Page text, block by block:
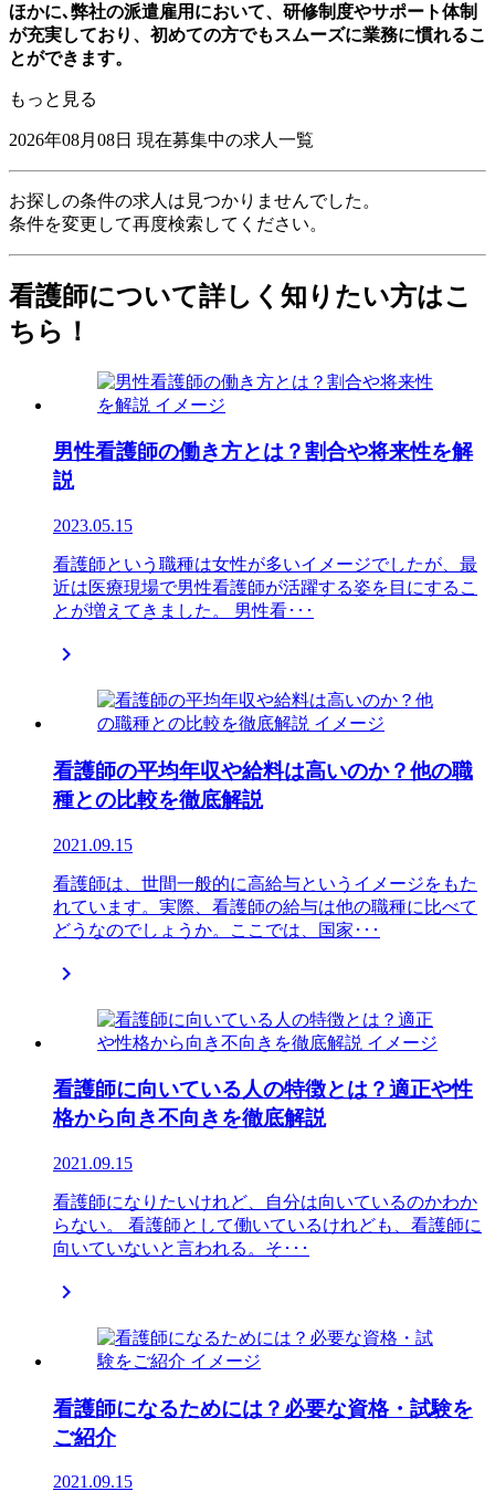
ほかに､弊社の派遣雇用において、研修制度やサポート体制
が充実しており、初めての方でもスムーズに業務に慣れるこ
とができます。
もっと見る
2026年08月08日 現在募集中の求人一覧
お探しの条件の求人は見つかりませんでした。
条件を変更して再度検索してください。
看護師について詳しく知りたい方はこ
ちら！
男性看護師の働き方とは？割合や将来性を解
説
2023.05.15
看護師という職種は女性が多いイメージでしたが、最
近は医療現場で男性看護師が活躍する姿を目にするこ
とが増えてきました。 男性看･･･

看護師の平均年収や給料は高いのか？他の職
種との比較を徹底解説
2021.09.15
看護師は、世間一般的に高給与というイメージをもた
れています。実際、看護師の給与は他の職種に比べて
どうなのでしょうか。ここでは、国家･･･

看護師に向いている人の特徴とは？適正や性
格から向き不向きを徹底解説
2021.09.15
看護師になりたいけれど、自分は向いているのかわか
らない。 看護師として働いているけれども、看護師に
向いていないと言われる。そ･･･

看護師になるためには？必要な資格・試験を
ご紹介
2021.09.15